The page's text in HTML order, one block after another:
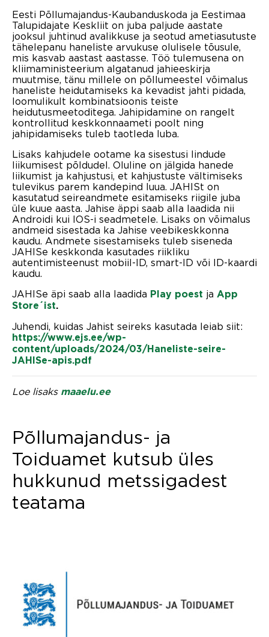
Eesti Põllumajandus-Kaubanduskoda ja Eestimaa
Talupidajate Keskliit on juba paljude aastate
jooksul juhtinud avalikkuse ja seotud ametiasutuste
tähelepanu haneliste arvukuse olulisele tõusule,
mis kasvab aastast aastasse. Töö tulemusena on
kliimaministeerium algatanud jahieeskirja
muutmise, tänu millele on põllumeestel võimalus
haneliste heidutamiseks ka kevadist jahti pidada,
loomulikult kombinatsioonis teiste
heidutusmeetoditega. Jahipidamine on rangelt
kontrollitud keskkonnaameti poolt ning
jahipidamiseks tuleb taotleda luba.
Lisaks kahjudele ootame ka sisestusi lindude
liikumisest põldudel. Oluline on jälgida hanede
liikumist ja kahjustusi, et kahjustuste vältimiseks
tulevikus parem kandepind luua. JAHISt on
kasutatud seireandmete esitamiseks riigile juba
üle kuue aasta. Jahise äppi saab alla laadida nii
Androidi kui IOS-i seadmetele. Lisaks on võimalus
andmeid sisestada ka Jahise veebikeskkonna
kaudu. Andmete sisestamiseks tuleb siseneda
JAHISe keskkonda kasutades riikliku
autentimisteenust mobiil-ID, smart-ID või ID-kaardi
kaudu.
JAHISe äpi saab alla laadida Play poest ja App
Store´ist.
Juhendi, kuidas Jahist seireks kasutada leiab siit:
https://www.ejs.ee/wp-
content/uploads/2024/03/Haneliste-seire-
JAHISe-apis.pdf
Loe lisaks maaelu.ee
Põllumajandus- ja
Toiduamet kutsub üles
hukkunud metssigadest
teatama